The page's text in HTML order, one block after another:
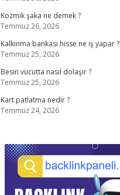
Kozmik şaka ne demek ?
Temmuz 26, 2026
Kalkınma bankası hisse ne iş yapar ?
Temmuz 25, 2026
Besin vücutta nasıl dolaşır ?
Temmuz 25, 2026
Kart patlatma nedir ?
Temmuz 24, 2026